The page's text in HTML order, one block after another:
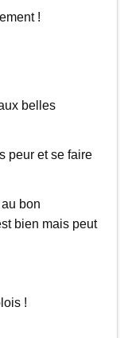
!
belles
peur et se faire
bon
bien mais peut
!